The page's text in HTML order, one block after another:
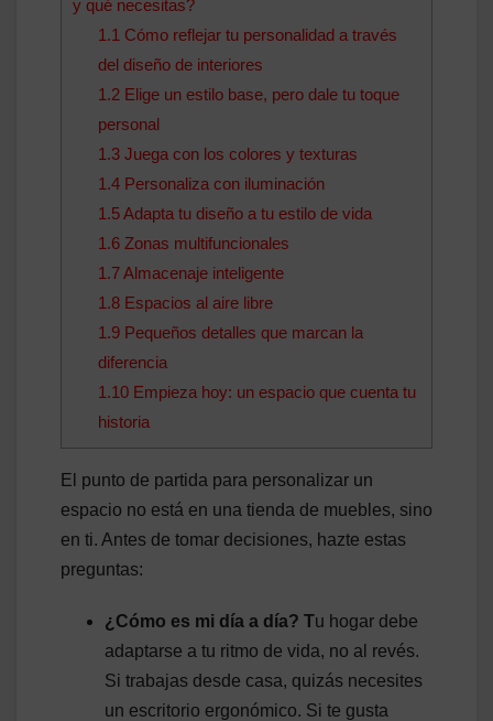
y qué necesitas?
1.1 Cómo reflejar tu personalidad a través
del diseño de interiores
1.2Elige un estilo base, pero dale tu toque
personal
1.3Juega con los colores y texturas
1.4Personaliza con iluminación
1.5Adapta tu diseño a tu estilo de vida
1.6Zonas multifuncionales
1.7Almacenaje inteligente
1.8Espacios al aire libre
1.9Pequeños detalles que marcan la
diferencia
1.10Empieza hoy: un espacio que cuenta tu
historia
El punto de partida para personalizar un
espacio no está en una tienda de muebles, sino
en ti. Antes de tomar decisiones, hazte estas
preguntas:
¿Cómo es mi día a día? Tu hogar debe
adaptarse a tu ritmo de vida, no al revés.
Si trabajas desde casa, quizás necesites
un escritorio ergonómico. Si te gusta